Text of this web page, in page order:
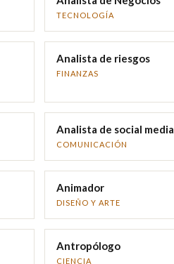
TECNOLOGÍA
Analista de riesgos
FINANZAS
Analista de social media
COMUNICACIÓN
Animador
DISEÑO Y ARTE
Antropólogo
CIENCIA